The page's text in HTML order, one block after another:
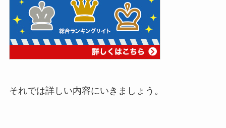
それでは詳しい内容にいきましょう。